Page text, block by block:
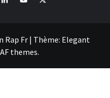
Rap Fr | Thème: Elegant
AF themes.